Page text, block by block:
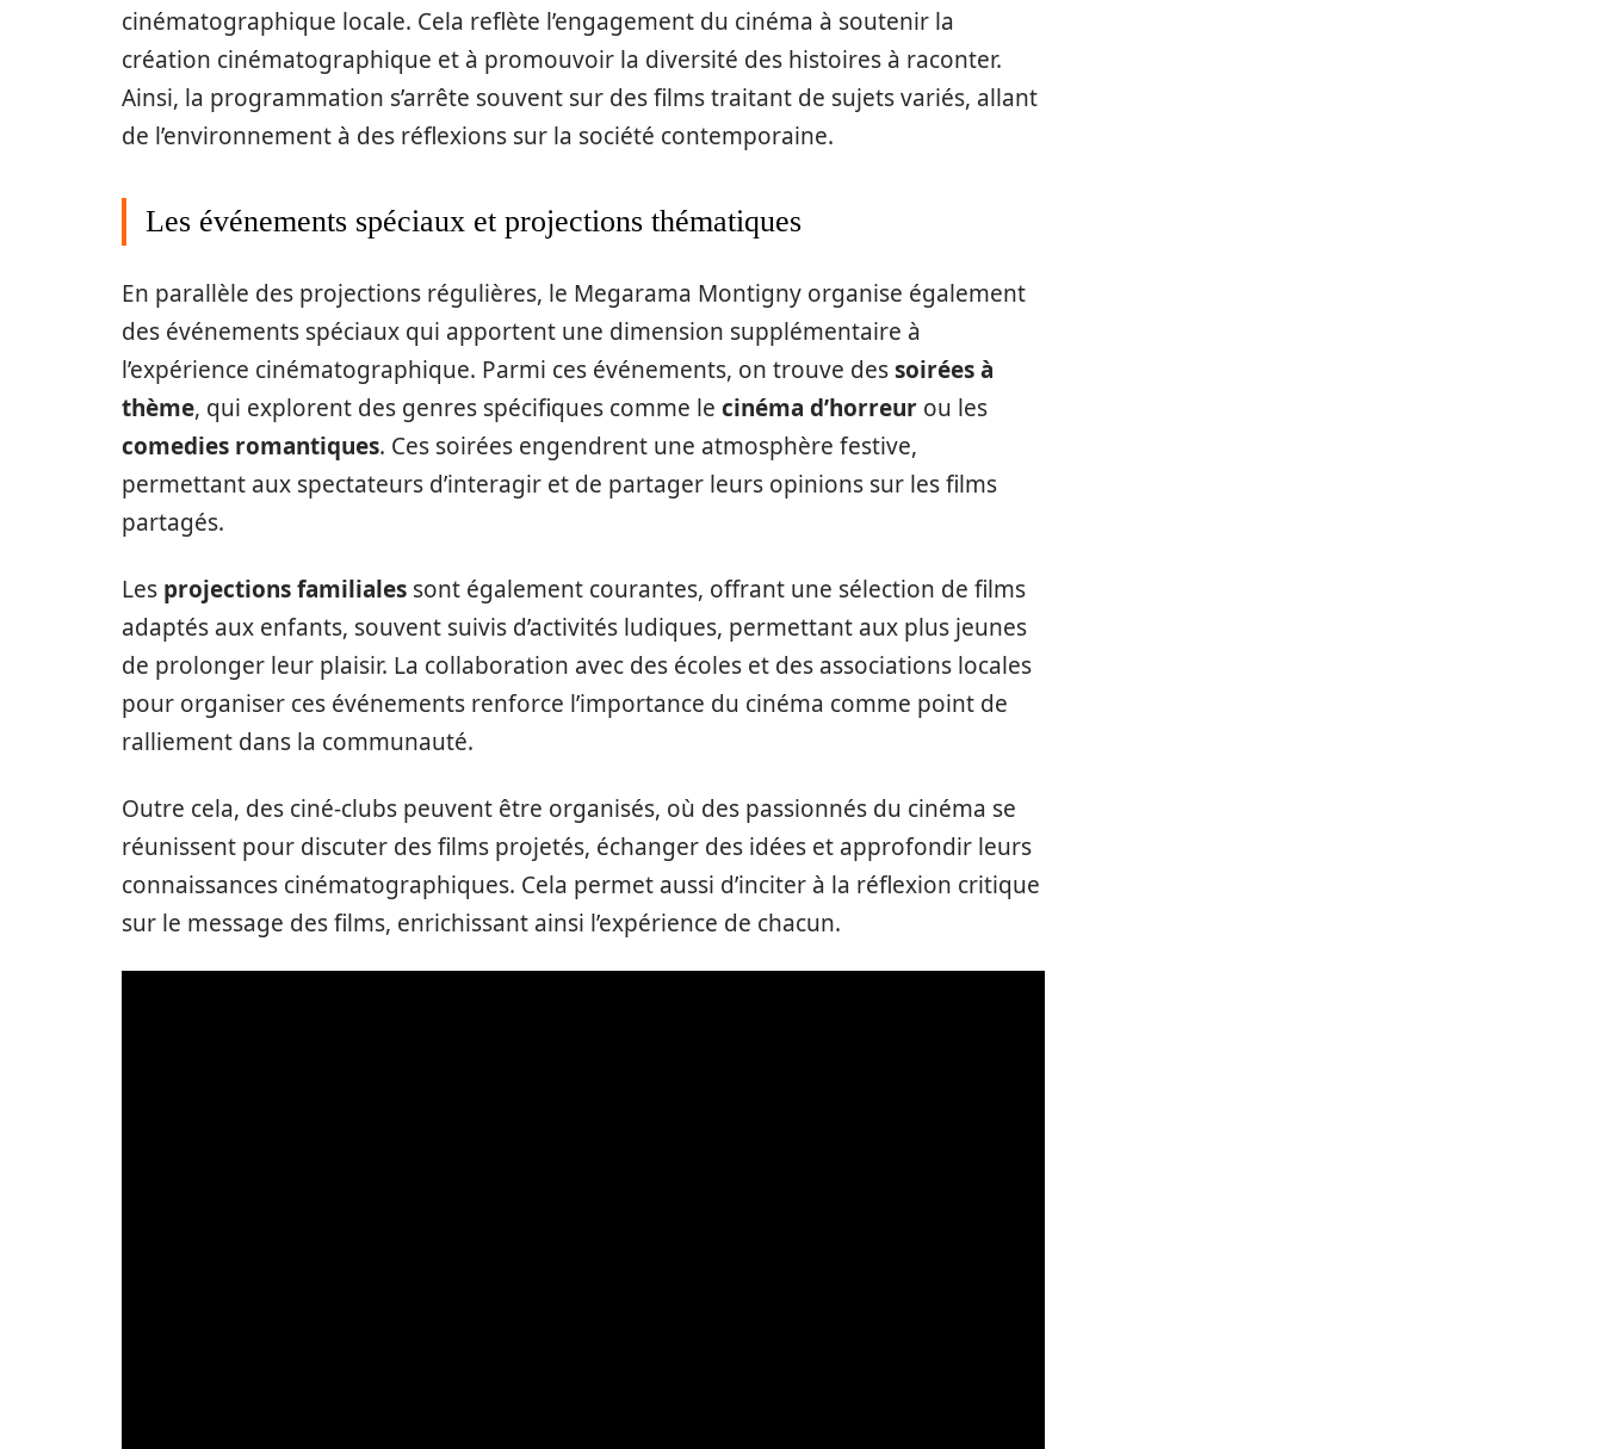
cinématographique locale. Cela reflète l’engagement du cinéma à soutenir la
création cinématographique et à promouvoir la diversité des histoires à raconter.
Ainsi, la programmation s’arrête souvent sur des films traitant de sujets variés, allant
de l’environnement à des réflexions sur la société contemporaine.
Les événements spéciaux et projections thématiques
En parallèle des projections régulières, le Megarama Montigny organise également
des événements spéciaux qui apportent une dimension supplémentaire à
l’expérience cinématographique. Parmi ces événements, on trouve dessoirées à
thème, qui explorent des genres spécifiques comme le cinéma d’horreur ou les
comedies romantiques. Ces soirées engendrent une atmosphère festive,
permettant aux spectateurs d’interagir et de partager leurs opinions sur les films
partagés.
Les projections familiales sont également courantes, offrant une sélection de films
adaptés aux enfants, souvent suivis d’activités ludiques, permettant aux plus jeunes
de prolonger leur plaisir. La collaboration avec des écoles et des associations locales
pour organiser ces événements renforce l’importance du cinéma comme point de
ralliement dans la communauté.
Outre cela, des ciné-clubs peuvent être organisés, où des passionnés du cinéma se
réunissent pour discuter des films projetés, échanger des idées et approfondir leurs
connaissances cinématographiques. Cela permet aussi d’inciter à la réflexion critique
sur le message des films, enrichissant ainsi l’expérience de chacun.